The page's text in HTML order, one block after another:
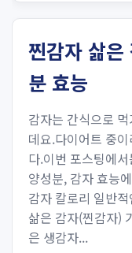
찐감자 삶은
분 효능
감자는 간식으로
데요.다이어트 중
다.이번 포스팅에
양성분, 감자 효능
감자 칼로리 일반
삶은 감자(찐감자)
은 생감자...